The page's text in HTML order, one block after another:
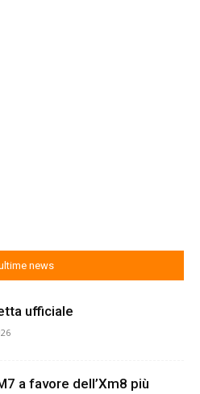
news
ufficiale
a favore dell’Xm8 più